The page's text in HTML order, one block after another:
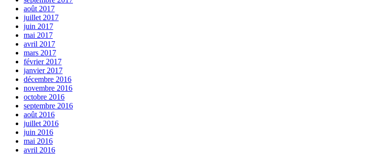
août 2017
juillet 2017
juin 2017
mai 2017
avril 2017
mars 2017
février 2017
janvier 2017
décembre 2016
novembre 2016
octobre 2016
septembre 2016
août 2016
juillet 2016
juin 2016
mai 2016
avril 2016